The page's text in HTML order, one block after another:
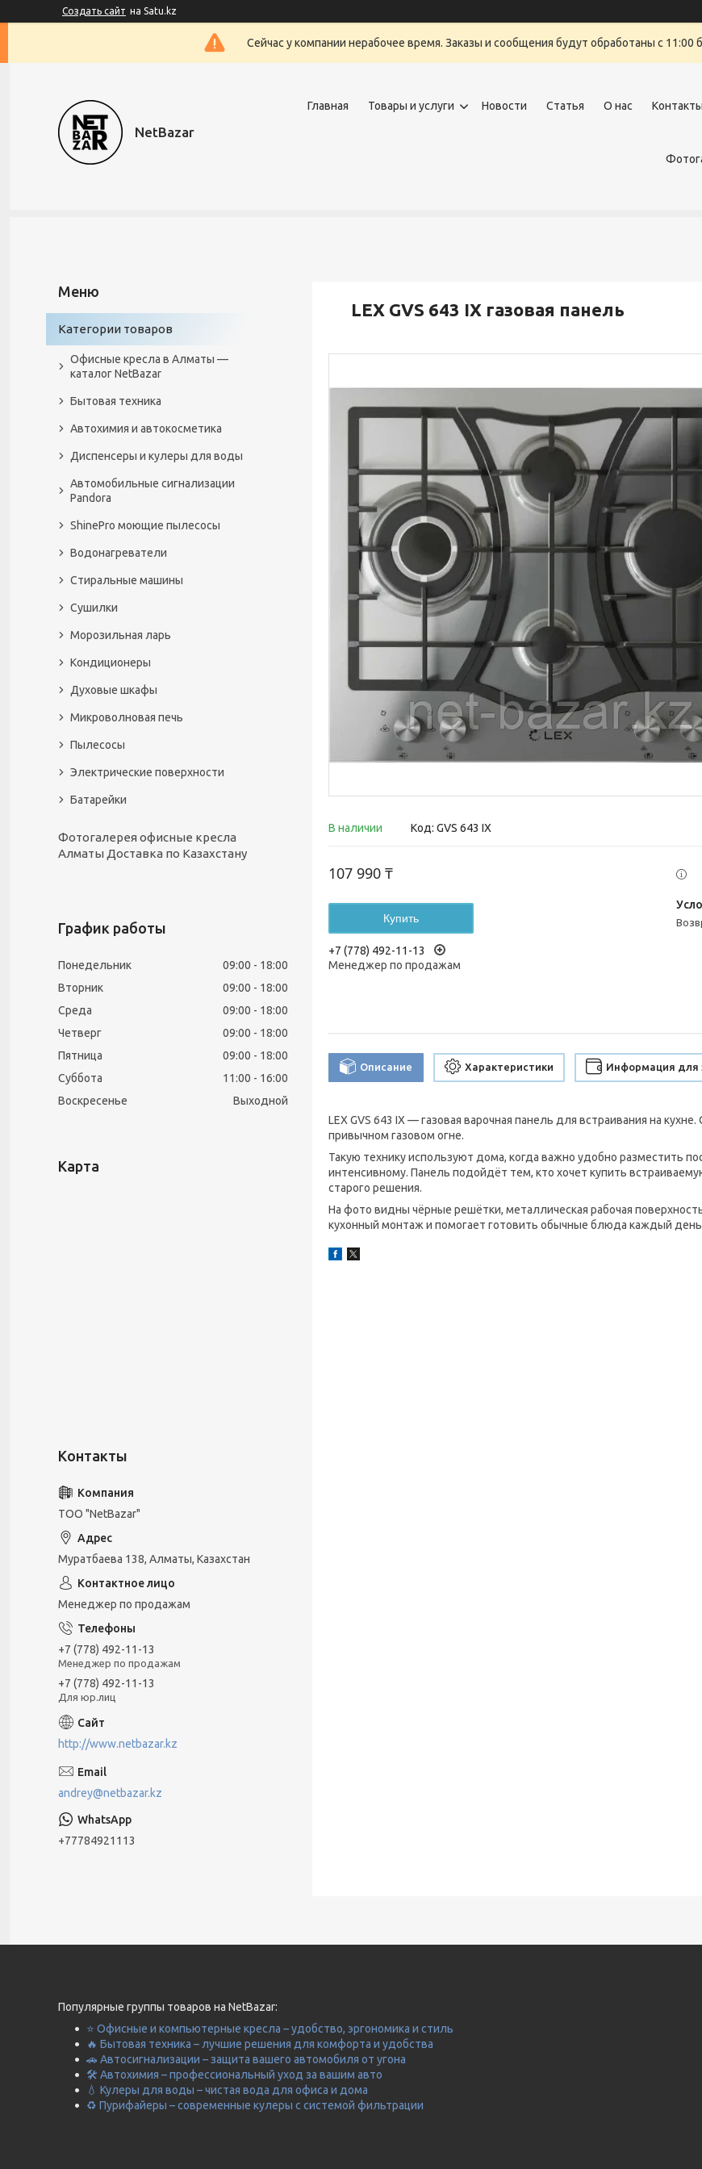
Создать сайт на Satu.kz
Сейчас у компании нерабочее время. Заказы и сообщения будут обработаны с 11:00
NetBazar
Главная Товары и услуги Новости Статья О нас Контакты
LEX GVS 643 IX газовая панель
В наличии Код: GVS 643 IX
107 990 ₸
Купить
+7 (778) 492-11-13
Менеджер по продажам
Описание Характеристики Информация для
LEX GVS 643 IX — газовая варочная панель для встраивания на
привычном газовом огне.
Такую технику используют дома, когда важно удобно разместить
интенсивному. Панель подойдёт тем, кто хочет купить
старого решения.
На фото видны чёрные решётки, металлическая рабочая
кухонный монтаж и помогает готовить обычные блюда каждый
Категории товаров
Офисные кресла в Алматы —
каталог NetBazar
Бытовая техника
Автохимия и автокосметика
Диспенсеры и кулеры для воды
Автомобильные сигнализации
Pandora
ShinePro моющие пылесосы
Водонагреватели
Стиральные машины
Сушилки
Морозильная ларь
Кондиционеры
Духовые шкафы
Микроволновая печь
Пылесосы
Электрические поверхности
Батарейки
Фотогалерея офисные кресла
Алматы Доставка по Казахстану
График работы
Понедельник 09:00
18:00
Вторник
09:00
18:00
Среда
09:00
18:00
Четверг
09:00
18:00
Пятница
09:00
18:00
Суббота
11:00
16:00
Воскресенье
Выходной
Карта
ТОО "NetBazar"
Муратбаева 138, Алматы, Казахстан
Менеджер по продажам
+7 (778) 492-11-13
Менеджер по продажам
+7 (778) 492-11-13
Для юр.лиц
http://www.netbazar.kz
andrey@netbazar.kz
+77784921113
Популярные группы товаров на NetBazar:
⭐ Офисные и компьютерные кресла – удобство, эргономика и стиль
🔥 Бытовая техника – лучшие решения для комфорта и удобства
🚗 Автосигнализации – защита вашего автомобиля от угона
🛠️ Автохимия – профессиональный уход за вашим авто
💧 Кулеры для воды – чистая вода для офиса и дома
♻️ Пурифайеры – современные кулеры с системой фильтрации